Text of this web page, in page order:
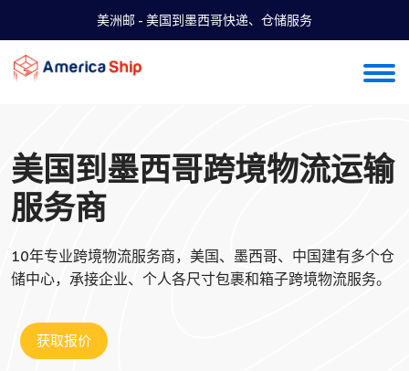
美洲邮 - 美国到墨西哥快递、仓储服务
美国到墨西哥跨境物流运输
服务商
10年专业跨境物流服务商，美国、墨西哥、中国建有多个仓
储中心，承接企业、个人各尺寸包裹和箱子跨境物流服务。
获取报价